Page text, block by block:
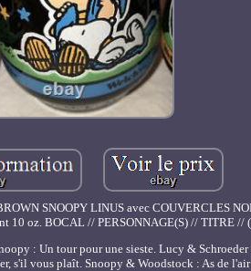
SNOOPY LINUS avec COUVERCLES
10 oz. BOCAL // PERSONNAGE(S) // TITRE //
: Un tour pour une sieste. Lucy &
s'il vous plaît. Snoopy & Woodstock : As de l'air